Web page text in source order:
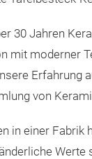
30 Jahren
mit moderner
Erfahrung
von
in einer Fabrik
Werte